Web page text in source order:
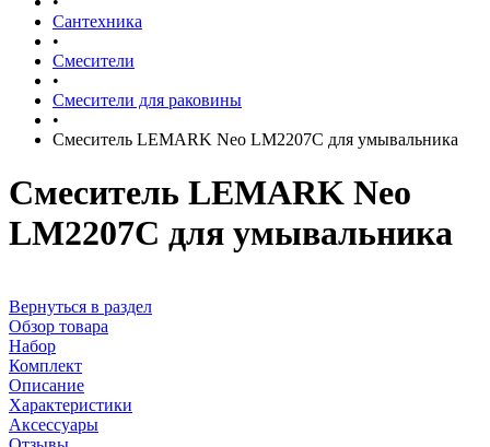
Сантехника
•
Смесители
•
Смесители для раковины
•
Смеситель LEMARK Neo LM2207C для умывальника
Смеситель LEMARK Neo
LM2207C для умывальника
Вернуться в раздел
Обзор товара
Набор
Комплект
Описание
Характеристики
Аксессуары